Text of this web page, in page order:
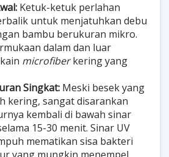
Ketuk-ketuk perlahan
untuk menjatuhkan debu
bambu berukuran mikro.
dalam dan luar
microfiberkering yang
Singkat: Meski besek yang
kering, sangat disarankan
kembali di bawah sinar
15-30 menit. Sinar UV
mematikan sisa bakteri